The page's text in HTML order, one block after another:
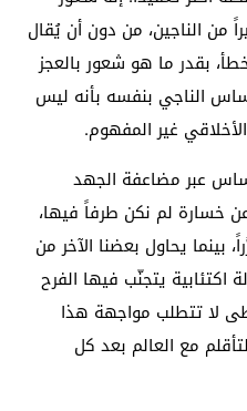
من الناجين، من دون أن يُقال
بقدر ما هو شعور بالعجز
الناجي بنفسه بأنه ليس
الأخلاقي غير المفهوم.
عبر مضاعفة الجهد
خسارة لم نكن طرفاً فيها،
بينما يحاول بعضنا الآخر من
يتجنّب فيها الفرح
لا تتطلب مواجهة هذا
مع العالم بعد كل